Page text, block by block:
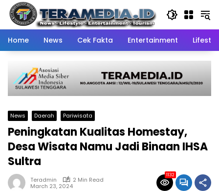
Skip
content
Home
News Cek Fakta Entertainment
News Daerah Pariwisata
Peningkatan Kualitas Homestay,
Desa Wisata Namu Jadi Binaan IHSA
Sultra
Teradmin
2 Min Read
March 23, 2024
1132